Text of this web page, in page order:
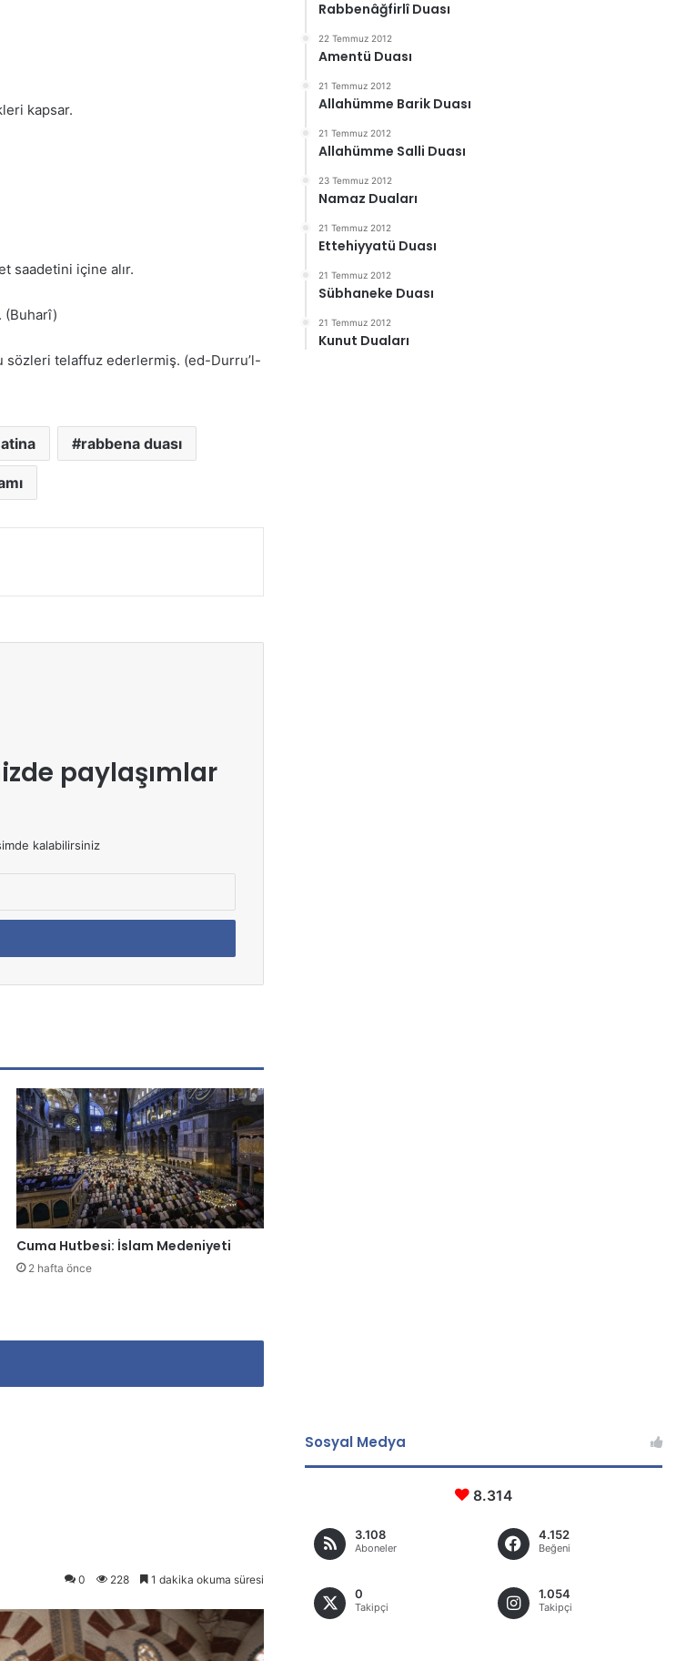
kapsar.
saadetini içine alır.
(Buharî)
sözleri telaffuz ederlermiş. (ed-Durru’l-
rabbena duası
paylaşımlar
kalabilirsiniz
Cuma Hutbesi: İslam Medeniyeti
2 hafta önce
Rabbenâğfirlî Duası
22 Temmuz 2012
Amentü Duası
21 Temmuz 2012
Allahümme Barik Duası
21 Temmuz 2012
Allahümme Salli Duası
23 Temmuz 2012
Namaz Duaları
21 Temmuz 2012
Ettehiyyatü Duası
21 Temmuz 2012
Sübhaneke Duası
21 Temmuz 2012
Kunut Duaları